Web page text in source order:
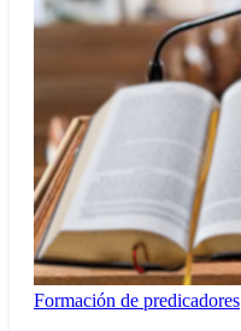
Formación de predicadores